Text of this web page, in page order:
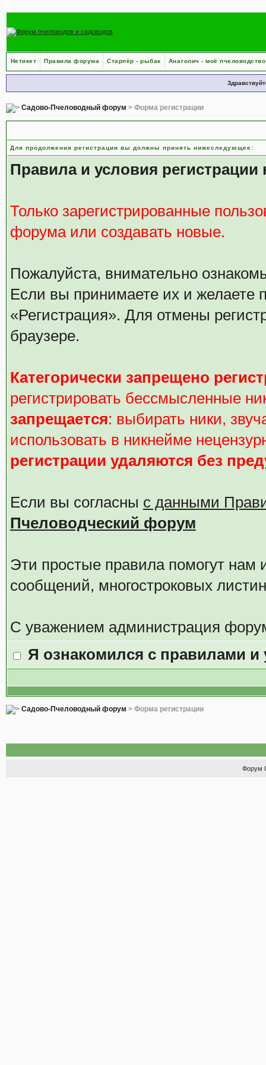
Нетикет Правила форума Старпёр - рыбак Анатолич - моё пчеловодство
Садово-Пчеловодный форум > Форма регистрации
Для продолжения регистрации вы должны принять нижеследующее:
Правила и условия
Только зарегистрированные
форума или создавать новые.
Пожалуйста, внимательно
Если вы принимаете их и желаете
«Регистрация». Для отмены
браузере.
Категорически запрещено
регистрировать бессмысленные
запрещается: выбирать ники,
использовать в никнейме
регистрации удаляются без
Если вы согласны с данными
Пчеловодческий форум
Эти простые правила помогут нам
сообщений, многостроковых
С уважением администрация
Я ознакомился с правилами
Садово-Пчеловодный форум > Форма регистрации
Форум